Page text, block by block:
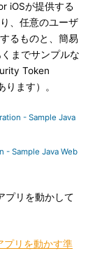
iOSが提供する
、任意のユーザ
るものと、簡易
までサンプルな
Token
ます）。
- Sample Java
- Sample Java Web
プリを動かして
プリを動かす準